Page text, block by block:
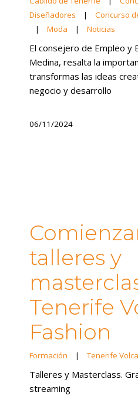
Diseñadores
|
Concurso
|
Moda | Noticias
El consejero de Empleo y
Medina, resalta la
transformas las ideas
negocio y desarrollo
06/11/2024
talleres y
Tenerife
Fashion
Formación | Tenerife
Talleres y Masterclass.
streaming